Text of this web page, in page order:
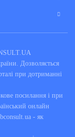
юридичну
людина, що
допомога
Дозволяється
при дотриманні
посилання і при
онлайн
- як